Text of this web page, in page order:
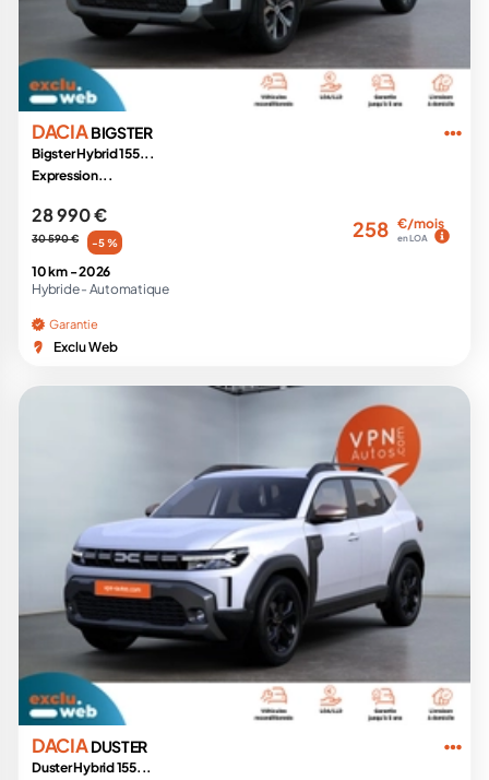
DACIABIGSTER
Bigster Hybrid 155...
Expression...
28 990 €
30 590 € -5 %
258 €/mois
en LOA
10 km -2026
Hybride - Automatique
Garantie
Exclu Web
DACIADUSTER
Duster Hybrid 155...